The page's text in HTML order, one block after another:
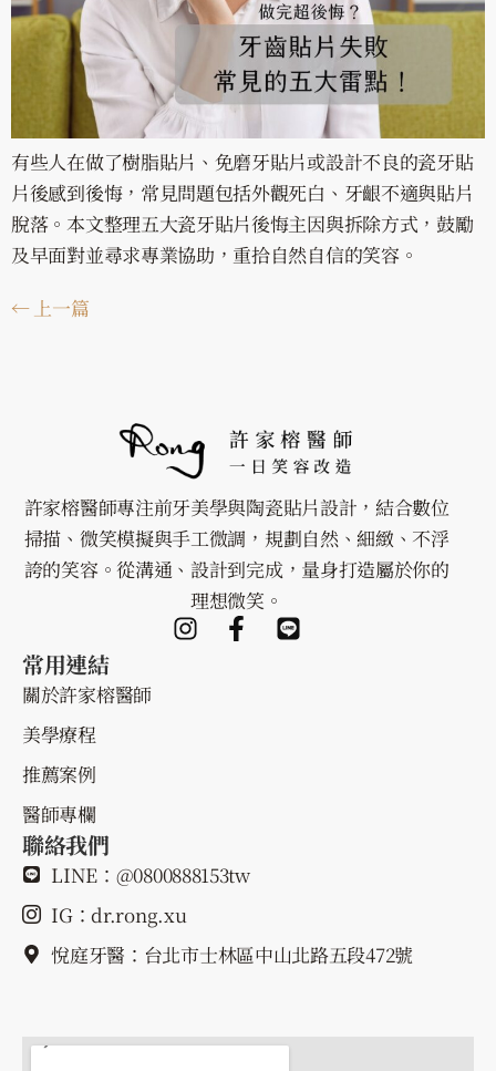
有些人在做了樹脂貼片、免磨牙貼片或設計不良的瓷牙貼
片後感到後悔，常見問題包括外觀死白、牙齦不適與貼片
脫落。本文整理五大瓷牙貼片後悔主因與拆除方式，鼓勵
及早面對並尋求專業協助，重拾自然自信的笑容。
←上一篇
許家榕醫師專注前牙美學與陶瓷貼片設計，結合數位
掃描、微笑模擬與手工微調，規劃自然、細緻、不浮
誇的笑容。從溝通、設計到完成，量身打造屬於你的
理想微笑。
常用連結
關於許家榕醫師
美學療程
推薦案例
醫師專欄
聯絡我們
LINE：@0800888153tw
IG：dr.rong.xu
悅庭牙醫：台北市士林區中山北路五段472號